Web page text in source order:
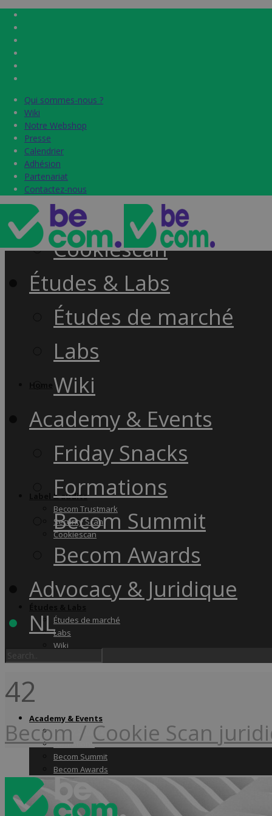
Qui sommes-nous ?
Wiki
Notre Webshop
Presse
Calendrier
Adhésion
Partenariat
Contactez-nous
Label & audits
Becom Trustmark
Security Scan
Cookiescan
Études de marché
Labs
Wiki
Academy & Events
Friday Snacks
Formations
Becom Summit
Becom Awards
Qui sommes-nous ?
Wiki
Notre Webshop
Presse
Calendrier
Adhésion
Partenariat
Contactez-nous
Home
Label & audits
Becom Trustmark
Security Scan
Cookiescan
Études & Labs
Études de marché
Labs
Wiki
Academy & Events
Friday Snacks
Formations
Becom Summit
Becom Awards
Advocacy & Juridique
NL
42
Becom / Cookie Scan